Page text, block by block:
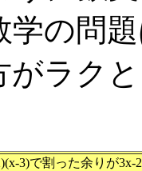
学の問
がラク
3)で割った余りが3x-